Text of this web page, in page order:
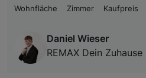
Wohnfläche
Zimmer Kaufpreis
Daniel Wieser
REMAX Dein Zuhause